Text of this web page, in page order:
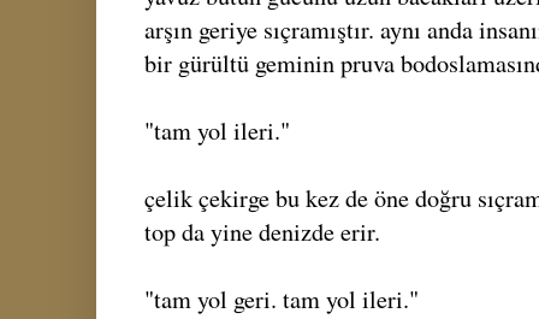
arşın geriye sıçramıştır. aynı anda
bir gürültü geminin pruva
"tam yol ileri."
çelik çekirge bu kez de öne doğru
top da yine denizde erir.
"tam yol geri. tam yol ileri."